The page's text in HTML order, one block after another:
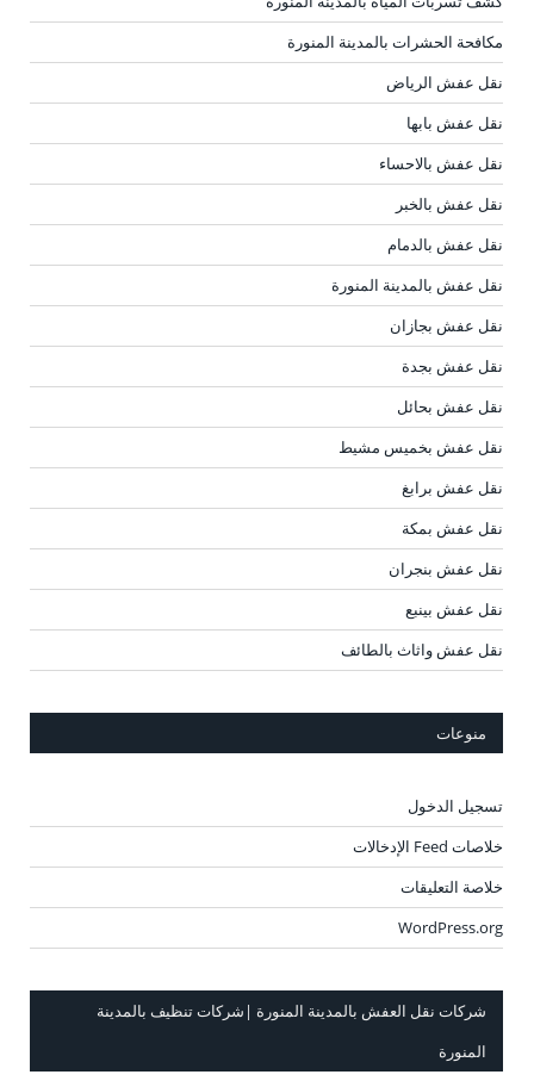
مكافحة الحشرات بالمدينة المنورة
نقل عفش الرياض
نقل عفش بابها
نقل عفش بالاحساء
نقل عفش بالخبر
نقل عفش بالدمام
نقل عفش بالمدينة المنورة
نقل عفش بجازان
نقل عفش بجدة
نقل عفش بحائل
نقل عفش بخميس مشيط
نقل عفش برابغ
نقل عفش بمكة
نقل عفش بنجران
نقل عفش بينبع
نقل عفش واثاث بالطائف
منوعات
تسجيل الدخول
خلاصات Feed الإدخالات
خلاصة التعليقات
WordPress.org
شركات نقل العفش بالمدينة المنورة |شركات تنظيف بالمدينة
المنورة